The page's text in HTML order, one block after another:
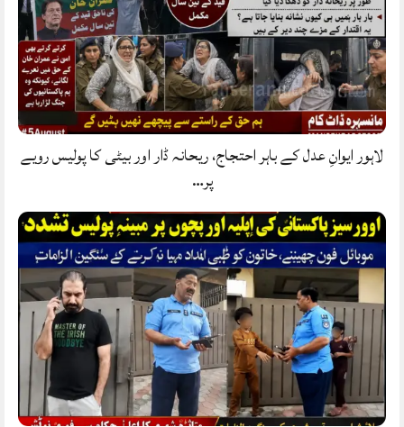
لاہور ایوانِ عدل کے باہر احتجاج، ریحانہ ڈار اور بیٹی کا پولیس رویے
پر…